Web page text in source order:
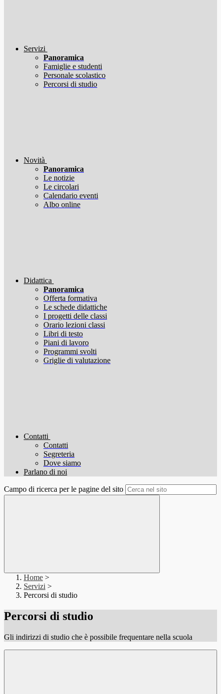
Servizi
Panoramica
Famiglie e studenti
Personale scolastico
Percorsi di studio
Novità
Panoramica
Le notizie
Le circolari
Calendario eventi
Albo online
Didattica
Panoramica
Offerta formativa
Le schede didattiche
I progetti delle classi
Orario lezioni classi
Libri di testo
Piani di lavoro
Programmi svolti
Griglie di valutazione
Contatti
Contatti
Segreteria
Dove siamo
Parlano di noi
Campo di ricerca per le pagine del sito
Home >
Servizi >
Percorsi di studio
Percorsi di studio
Gli indirizzi di studio che è possibile frequentare nella scuola